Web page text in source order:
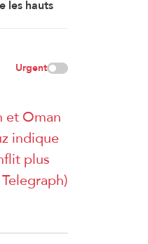
les hauts
Urgent
et Oman
indique
plus